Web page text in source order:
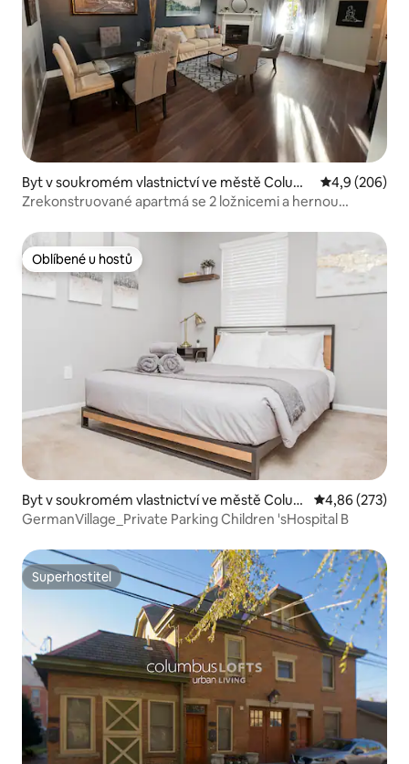
Byt v soukromém vlastnictví ve městě Colum
bus
Průměrné
4,9 (206)
Zrekonstruované apartmá se 2 ložnicemi a hernou
Oblíbené u hostů
Oblíbené u hostů
Byt v soukromém vlastnictví ve městě Colum
bus
Průměrné
4,86 (273)
GermanVillage_Private Parking Children 'sHospital B
Superhostitel
Superhostitel